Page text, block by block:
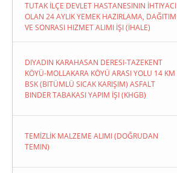
TUTAK İLÇE DEVLET HASTANESININ İHTIYACI
OLAN 24 AYLIK YEMEK HAZIRLAMA, DAĞITIM
VE SONRASI HIZMET ALIMI İŞI (İHALE)
DIYADIN KARAHASAN DERESI-TAZEKENT
KÖYÜ-MOLLAKARA KÖYÜ ARASI YOLU 14 KM
BSK (BITÜMLÜ SICAK KARIŞIM) ASFALT
BINDER TABAKASI YAPIM İŞI (KHGB)
TEMİZLİK MALZEME ALIMI (DOĞRUDAN
TEMIN)